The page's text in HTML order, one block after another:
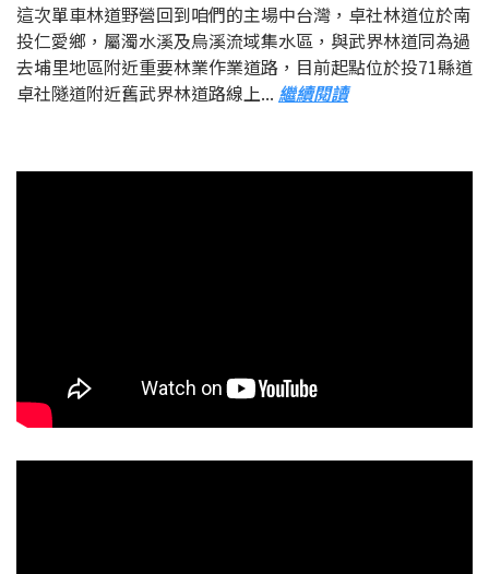
這次單車林道野營回到咱們的主場中台灣，卓社林道位於南
投仁愛鄉，屬濁水溪及烏溪流域集水區，與武界林道同為過
去埔里地區附近重要林業作業道路，目前起點位於投71縣道
卓社隧道附近舊武界林道路線上... 繼續閱讀